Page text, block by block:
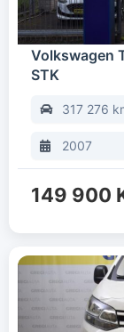
Volkswagen
STK
317 276
2007
149 900